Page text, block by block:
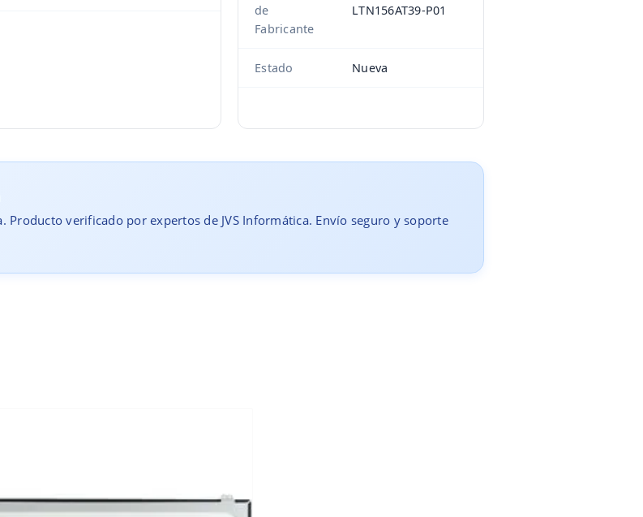
de
Fabricante
LTN156AT39-P01
Estado Nueva
Producto verificado por expertos de JVS Informática. Envío seguro y soporte